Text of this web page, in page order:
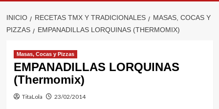
INICIO RECETAS TMX Y TRADICIONALES
MASAS, COCAS Y
PIZZAS
EMPANADILLAS LORQUINAS (THERMOMIX)
Masas, Cocas y Pizzas
EMPANADILLAS LORQUINAS
(Thermomix)
TitaLola 23/02/2014